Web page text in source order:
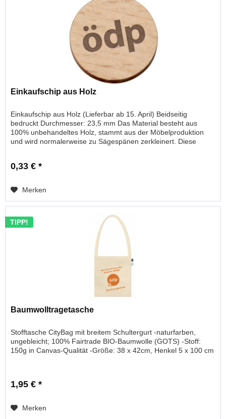
Einkaufschip aus Holz
Einkaufschip aus Holz (Lieferbar ab 15. April) Beidseitig
bedruckt Durchmesser: 23,5 mm Das Material besteht aus
100% unbehandeltes Holz, stammt aus der Möbelproduktion
und wird normalerweise zu Sägespänen zerkleinert. Diese
0,33 € *
Merken
TIPP!
Baumwolltragetasche
Stofftasche CityBag mit breitem Schultergurt -naturfarben,
ungebleicht; 100% Fairtrade BIO-Baumwolle (GOTS) -Stoff:
150g in Canvas-Qualität -Größe: 38 x 42cm, Henkel 5 x 100 cm
1,95 € *
Merken